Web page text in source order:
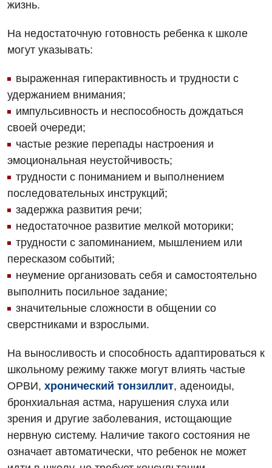
Дневной стационар
Кардиология
Кардиохирургия
Маммология
Медицинская психология
Нейрохирургия
Ортопедия и травматология
Отделение интенсивной терапии
Офтальмологическое отделение
Педиатрическое отделение
Проктология
Пульмонология
жизнь.
На недостаточную готовность ребенка к школе
могут указывать:
выраженная гиперактивность и трудности с
удержанием внимания;
импульсивность и неспособность дождаться
своей очереди;
частые резкие перепады настроения и
эмоциональная неустойчивость;
трудности с пониманием и выполнением
последовательных инструкций;
задержка развития речи;
недостаточное развитие мелкой моторики;
трудности с запоминанием, мышлением или
пересказом событий;
неумение организовать себя и самостоятельно
выполнить посильное задание;
значительные сложности в общении со
сверстниками и взрослыми.
На выносливость и способность адаптироваться к
школьному режиму также могут влиять частые
ОРВИ, хронический тонзиллит, аденоиды,
бронхиальная астма, нарушения слуха или
зрения и другие заболевания, истощающие
нервную систему. Наличие такого состояния не
означает автоматически, что ребенок не может